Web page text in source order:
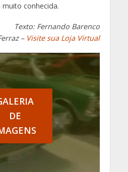
conhecida.
Texto: Fernando Barenco
– Visite sua Loja Virtual
DE